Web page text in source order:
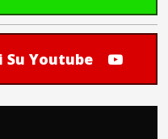
Su Youtube